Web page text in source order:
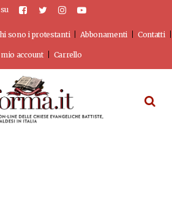
sono i protestanti Abbonamenti Contatti
account Carrello